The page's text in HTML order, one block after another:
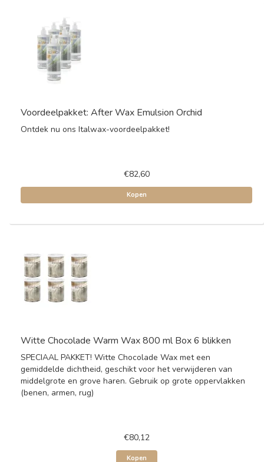
Voordeelpakket: After Wax Emulsion Orchid
Ontdek nu ons Italwax-voordeelpakket!
€82,60
Kopen
Witte Chocolade Warm Wax 800 ml Box 6 blikken
SPECIAAL PAKKET! Witte Chocolade Wax met een
gemiddelde dichtheid, geschikt voor het verwijderen van
middelgrote en grove haren. Gebruik op grote oppervlakken
(benen, armen, rug)
€80,12
Kopen